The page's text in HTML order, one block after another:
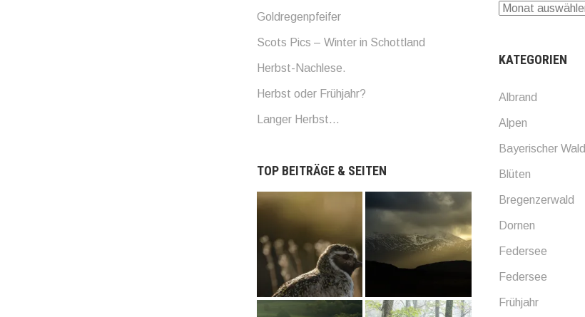
Goldregenpfeifer
Scots Pics – Winter in Schottland
Herbst-Nachlese.
Herbst oder Frühjahr?
Langer Herbst…
TOP BEITRÄGE & SEITEN
Rückblicke
KATEGORIEN
Albrand
Alpen
Bayerischer Wald
Blüten
Bregenzerwald
Dornen
Federsee
Federsee
Frühjahr